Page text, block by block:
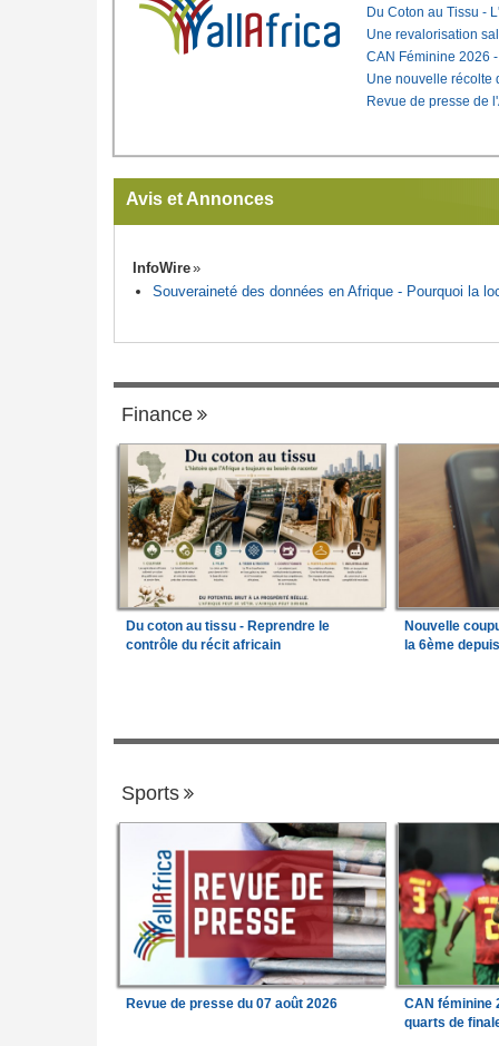
Du Coton au Tissu -
Une revalorisation
CAN Féminine 2026
Une nouvelle récolte
Revue de presse de
Avis et Annonces
InfoWire
Souveraineté des données en Afrique - Pourquoi la
Finance
Du coton au tissu - Reprendre le
contrôle du récit africain
Nouvelle
la 6ème
Sports
Revue de presse du 07 août 2026
CAN féminine
quarts de